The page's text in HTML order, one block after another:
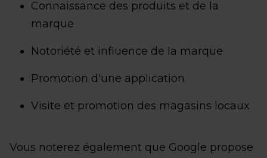
Connaissance des produits et de la
marque
Notoriété et influence de la marque
Promotion d'une application
Visite et promotion des magasins locaux
Vous noterez également que Google propose